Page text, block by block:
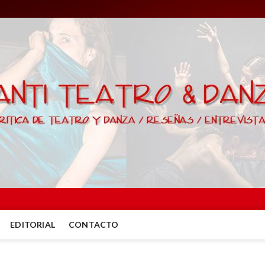
EDITORIAL CONTACTO